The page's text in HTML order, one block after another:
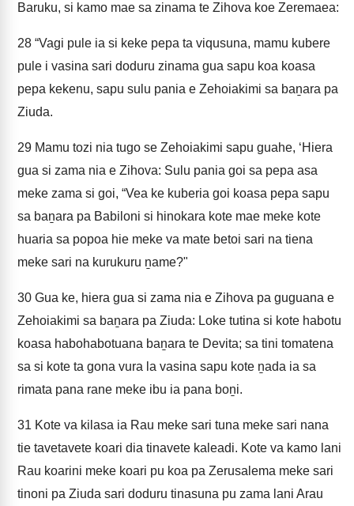
Baruku, si kamo mae sa zinama te Zihova koe Zeremaea:
28 “Vagi pule ia si keke pepa ta viqusuna, mamu kubere
pule i vasina sari doduru zinama gua sapu koa koasa
pepa kekenu, sapu sulu pania e Zehoiakimi sa baṉara pa
Ziuda.
29 Mamu tozi nia tugo se Zehoiakimi sapu guahe, ‘Hiera
gua si zama nia e Zihova: Sulu pania goi sa pepa asa
meke zama si goi, “Vea ke kuberia goi koasa pepa sapu
sa baṉara pa Babiloni si hinokara kote mae meke kote
huaria sa popoa hie meke va mate betoi sari na tiena
meke sari na kurukuru ṉame?"
30 Gua ke, hiera gua si zama nia e Zihova pa guguana e
Zehoiakimi sa baṉara pa Ziuda: Loke tutina si kote habotu
koasa habohabotuana baṉara te Devita; sa tini tomatena
sa si kote ta gona vura la vasina sapu kote ṉada ia sa
rimata pana rane meke ibu ia pana boṉi.
31 Kote va kilasa ia Rau meke sari tuna meke sari nana
tie tavetavete koari dia tinavete kaleadi. Kote va kamo lani
Rau koarini meke koari pu koa pa Zerusalema meke sari
tinoni pa Ziuda sari doduru tinasuna pu zama lani Arau